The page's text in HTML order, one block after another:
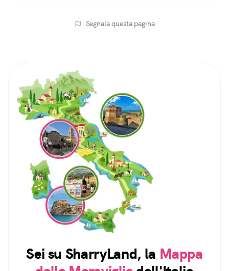
Segnala questa pagina
Sei su SharryLand, la Mappa